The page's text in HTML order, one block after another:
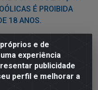
e de
experiência
publicidade
perfil e melhorar a
É PROIBIDA
18 ANOS.
2738, Bloco F -
400 - CNPJ
41